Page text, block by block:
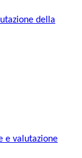
della
e valutazione